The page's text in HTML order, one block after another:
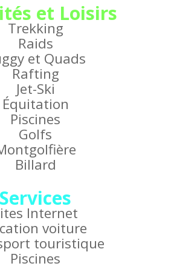
et Loisirs
Trekking
Raids
et Quads
Rafting
Jet-Ski
Équitation
Piscines
Golfs
Billard
Services
Internet
voiture
touristique
Piscines